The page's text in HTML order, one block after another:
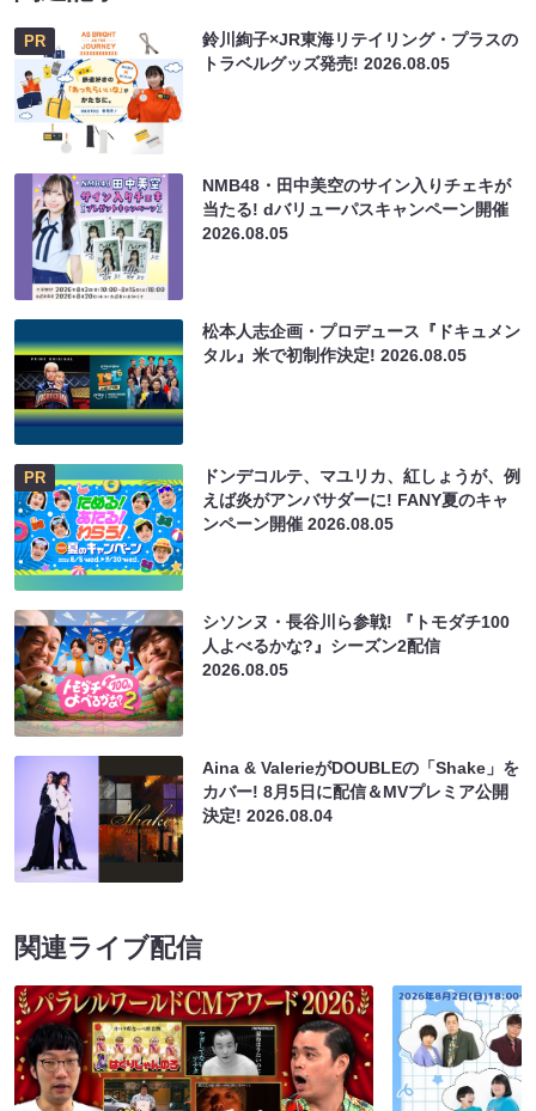
PR
鈴川絢子×JR東海リテイリング・プラスの
トラベルグッズ発売!2026.08.05
NMB48・田中美空のサイン入りチェキが
当たる! dバリューパスキャンペーン開催
2026.08.05
松本人志企画・プロデュース『ドキュメン
タル』米で初制作決定!2026.08.05
PR
ドンデコルテ、マユリカ、紅しょうが、例
えば炎がアンバサダーに! FANY夏のキャ
ンペーン開催2026.08.05
シソンヌ・長谷川ら参戦! 『トモダチ100
人よべるかな?』シーズン2配信
2026.08.05
Aina & ValerieがDOUBLEの「Shake」を
カバー! 8月5日に配信＆MVプレミア公開
決定!2026.08.04
関連ライブ配信